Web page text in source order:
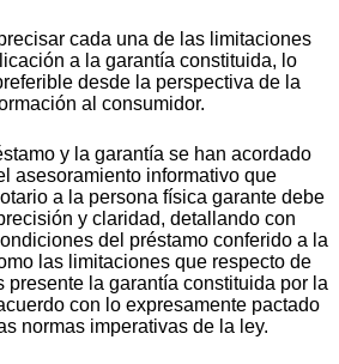
cada una de las limitaciones
a la garantía constituida, lo
desde la perspectiva de la
al consumidor.
y la garantía se han acordado
asesoramiento informativo que
a la persona física garante debe
y claridad, detallando con
del préstamo conferido a la
las limitaciones que respecto de
presente la garantía constituida por la
con lo expresamente pactado
normas imperativas de la ley.